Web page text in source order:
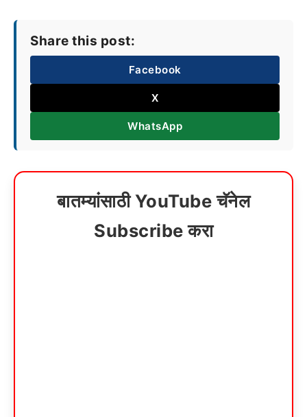
Share this post:
Facebook
X
WhatsApp
बातम्यांसाठी YouTube चॅनेल
Subscribe करा